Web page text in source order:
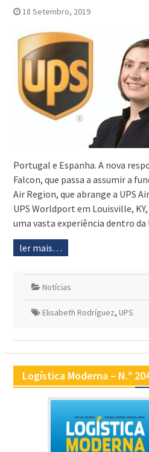
18 Setembro, 2019
Portugal e Espanha. A nova
Falcon, que passa a assumir a
Air Region, que abrange a UPS
UPS Worldport em Louisville,
uma vasta experiência dentro da
ler mais…
Notícias
Elisabeth Rodríguez, UPS
Logística Moderna – N.º